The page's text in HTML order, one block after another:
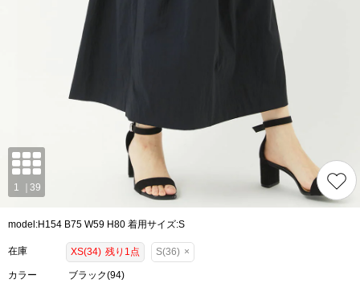
model:H154 B75 W59 H80 着用サイズ:S
在庫 XS(34) 残り1点 S(36) ×
カラー ブラック(94)